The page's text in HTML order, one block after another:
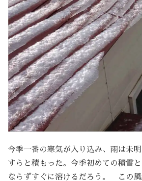
今季一番の寒気が入り込み、雨は未
すらと積もった。今季初めての積雪
ならずすぐに溶けるだろう。 この